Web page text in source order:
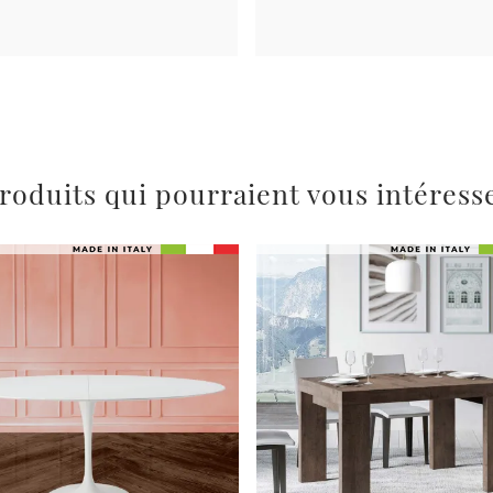
qui pourraient vous